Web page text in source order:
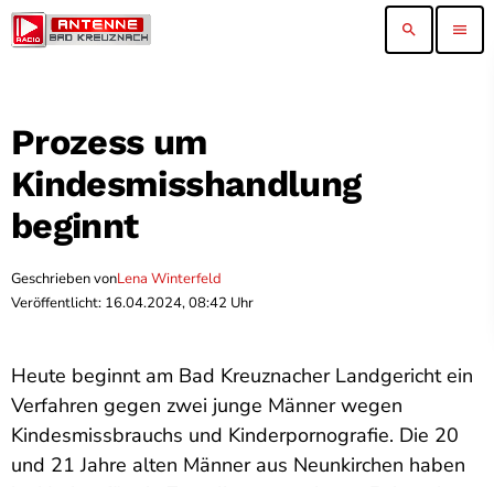
search menu
Prozess um
Kindesmisshandlung
beginnt
Geschrieben vonLena Winterfeld
Veröffentlicht: 16.04.2024, 08:42 Uhr
Heute beginnt am Bad Kreuznacher Landgericht ein
Verfahren gegen zwei junge Männer wegen
Kindesmissbrauchs und Kinderpornografie. Die 20
und 21 Jahre alten Männer aus Neunkirchen haben